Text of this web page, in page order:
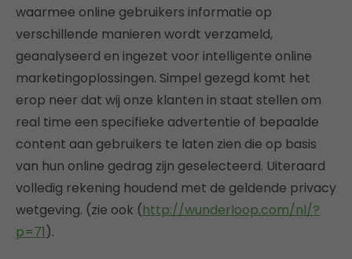
waarmee online gebruikers informatie op
verschillende manieren wordt verzameld,
geanalyseerd en ingezet voor intelligente online
marketingoplossingen. Simpel gezegd komt het
erop neer dat wij onze klanten in staat stellen om
real time een specifieke advertentie of bepaalde
content aan gebruikers te laten zien die op basis
van hun online gedrag zijn geselecteerd. Uiteraard
volledig rekening houdend met de geldende privacy
wetgeving. (zie ook (http://wunderloop.com/nl/?
p=71).